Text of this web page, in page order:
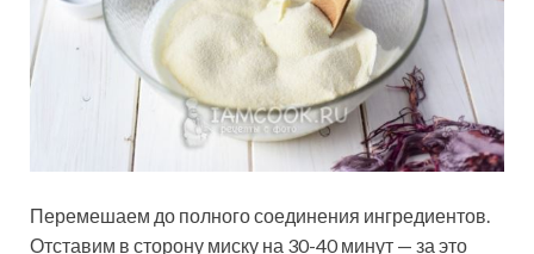
Перемешаем до полного соединения ингредиентов.
Отставим в сторону миску на 30-40 минут — за это